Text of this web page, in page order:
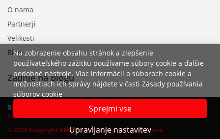
Na zobrazenie obsahu stránok a zlepšenie
používateľského zážitku používame súbory cookie a ďalšie
podobné nástroje. Viac informácií o súboroch cookie a
možnostiach ich správy nájdete v časti Zásady používania
súborov cookie
Sprejmi vse
Upravljanje nastavitev
O nama
Partnerji
Velikosti
Blog
Zadnje na blogu
Bodite vedno na tekočem z modo in nakupujte online v V
Zoni
© 2026 CopyrightVMzona.comVse pravice pridržane